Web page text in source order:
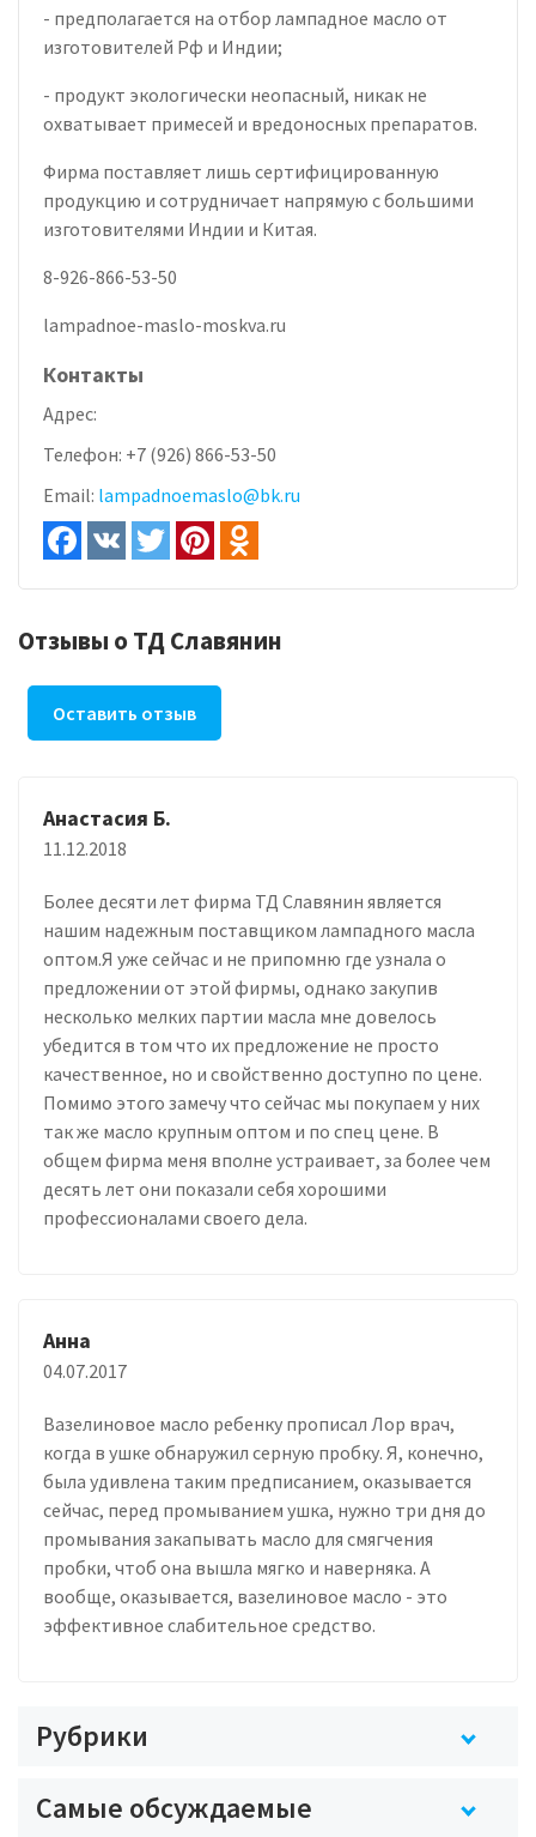
- предполагается на отбор лампадное масло от
изготовителей Рф и Индии;
- продукт экологически неопасный, никак не
охватывает примесей и вредоносных препаратов.
Фирма поставляет лишь сертифицированную
продукцию и сотрудничает напрямую с большими
изготовителями Индии и Китая.
8-926-866-53-50
lampadnoe-maslo-moskva.ru
Контакты
Адрес:
Телефон: +7 (926) 866-53-50
Email: lampadnoemaslo@bk.ru
Отзывы о ТД Славянин
Оставить отзыв
Анастасия Б.
11.12.2018
Более десяти лет фирма ТД Славянин является
нашим надежным поставщиком лампадного масла
оптом.Я уже сейчас и не припомню где узнала о
предложении от этой фирмы, однако закупив
несколько мелких партии масла мне довелось
убедится в том что их предложение не просто
качественное, но и свойственно доступно по цене.
Помимо этого замечу что сейчас мы покупаем у них
так же масло крупным оптом и по спец цене. В
общем фирма меня вполне устраивает, за более чем
десять лет они показали себя хорошими
профессионалами своего дела.
Анна
04.07.2017
Вазелиновое масло ребенку прописал Лор врач,
когда в ушке обнаружил серную пробку. Я, конечно,
была удивлена таким предписанием, оказывается
сейчас, перед промыванием ушка, нужно три дня до
промывания закапывать масло для смягчения
пробки, чтоб она вышла мягко и наверняка. А
вообще, оказывается, вазелиновое масло - это
эффективное слабительное средство.
Рубрики
Самые обсуждаемые